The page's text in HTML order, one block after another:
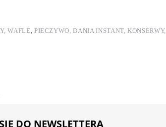
WAFLE, PIECZYWO, DANIA INSTANT, KONSERWY,
DO NEWSLETTERA